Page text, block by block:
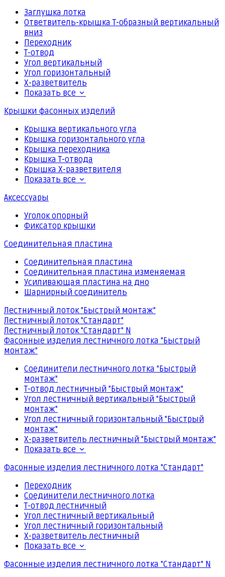
Заглушка лотка
Ответвитель-крышка Т-образный вертикальный
вниз
Переходник
Т-отвод
Угол вертикальный
Угол горизонтальный
Х-разветвитель
Показать все
Крышки фасонных изделий
Крышка вертикального угла
Крышка горизонтального угла
Крышка переходника
Крышка Т-отвода
Крышка Х-разветвителя
Показать все
Аксессуары
Уголок опорный
Фиксатор крышки
Соединительная пластина
Соединительная пластина
Соединительная пластина изменяемая
Усиливающая пластина на дно
Шарнирный соединитель
Лестничный лоток "Быстрый монтаж"
Лестничный лоток "Стандарт"
Лестничный лоток "Стандарт" N
Фасонные изделия лестничного лотка "Быстрый
монтаж"
Соединители лестничного лотка "Быстрый
монтаж"
Т-отвод лестничный "Быстрый монтаж"
Угол лестничный вертикальный "Быстрый
монтаж"
Угол лестничный горизонтальный "Быстрый
монтаж"
Х-разветвитель лестничный "Быстрый монтаж"
Показать все
Фасонные изделия лестничного лотка "Стандарт"
Переходник
Соединители лестничного лотка
Т-отвод лестничный
Угол лестничный вертикальный
Угол лестничный горизонтальный
Х-разветвитель лестничный
Показать все
Фасонные изделия лестничного лотка "Стандарт" N